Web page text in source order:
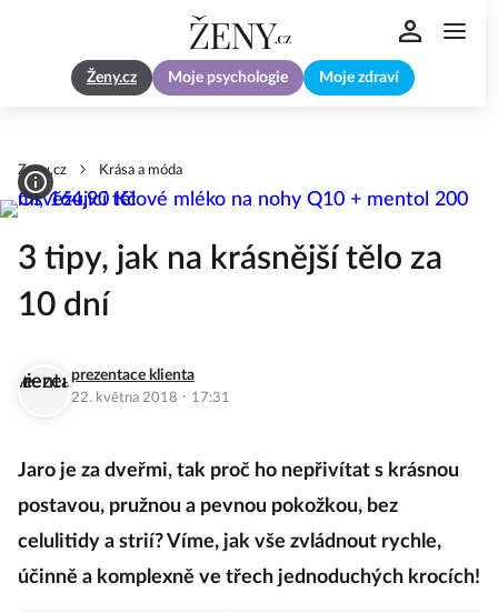
Ženy.cz Moje psychologie Moje zdraví
Zeny.cz Krása a móda
3 tipy, jak na krásnější tělo za
10 dní
prezentace klienta
22. května 2018 · 17:31
Jaro je za dveřmi, tak proč ho nepřivítat s krásnou
postavou, pružnou a pevnou pokožkou, bez
celulitidy a strií? Víme, jak vše zvládnout rychle,
účinně a komplexně ve třech jednoduchých krocích!